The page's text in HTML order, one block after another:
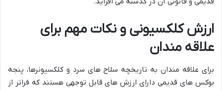
ارزش کلکسیونی و نکات مهم برای
علاقه مندان
برای علاقه مندان به تاریخچه سلاح های سرد و کلکسیونرها، پنجه
بوکس های قدیمی دارای ارزش های قابل توجهی هستند که فراتر از